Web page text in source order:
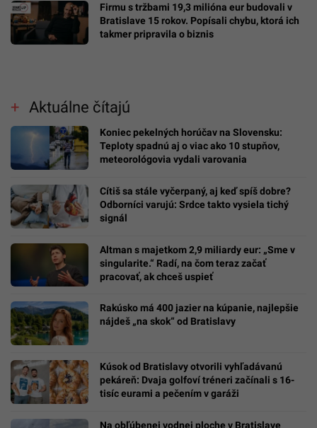
Firmu s tržbami 19,3 milióna eur budovali v
Bratislave 15 rokov. Popísali chybu, ktorá ich
takmer pripravila o biznis
Aktuálne čítajú
Koniec pekelných horúčav na Slovensku:
Teploty spadnú aj o viac ako 10 stupňov,
meteorológovia vydali varovania
Cítiš sa stále vyčerpaný, aj keď spíš dobre?
Odborníci varujú: Srdce takto vysiela tichý
signál
Altman s majetkom 2,9 miliardy eur: „Sme v
singularite.“ Radí, na čom teraz začať
pracovať, ak chceš uspieť
Rakúsko má 400 jazier na kúpanie, najlepšie
nájdeš „na skok“ od Bratislavy
Kúsok od Bratislavy otvorili vyhľadávanú
pekáreň: Dvaja golfoví tréneri začínali s 16-
tisíc eurami a pečením v garáži
Na obľúbenej vodnej ploche v Bratislave